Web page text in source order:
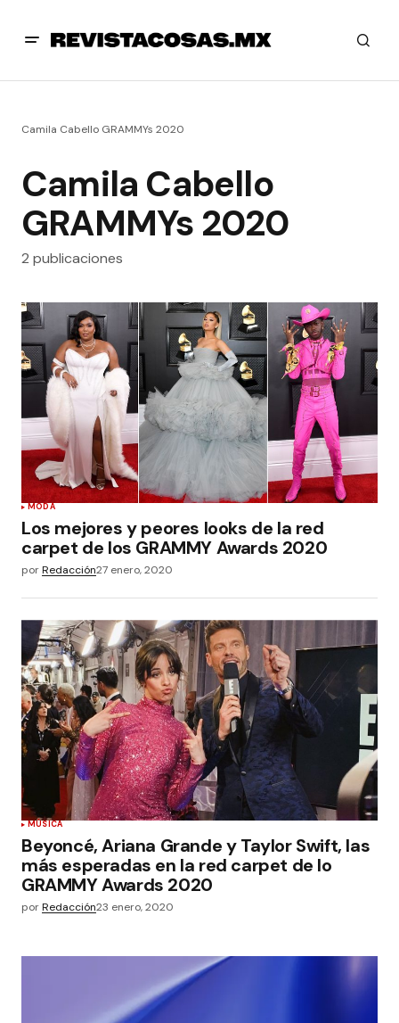
Camila Cabello GRAMMYs 2020
Camila Cabello
GRAMMYs 2020
2 publicaciones
MODA
Los mejores y peores looks de la red
carpet de los GRAMMY Awards 2020
porRedacción27 enero, 2020
MÚSICA
Beyoncé, Ariana Grande y Taylor Swift, las
más esperadas en la red carpet de lo
GRAMMY Awards 2020
porRedacción23 enero, 2020